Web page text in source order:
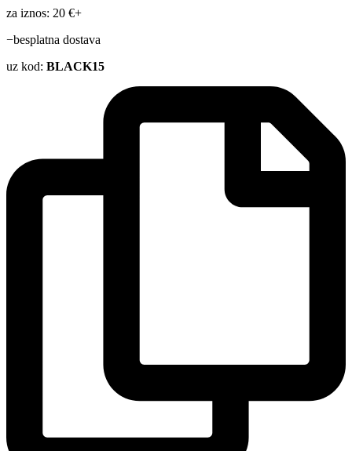
za iznos: 20 €+
−besplatna dostava
uz kod: BLACK15